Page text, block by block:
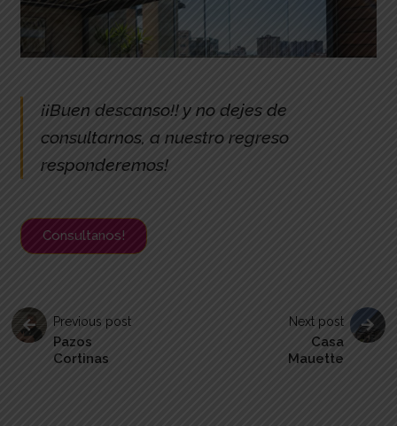
¡¡Buen descanso!! y no dejes de
consultarnos, a nuestro regreso
responderemos!
Consultanos!
Previous post
Pazos
Cortinas
Next post
Casa
Mauette